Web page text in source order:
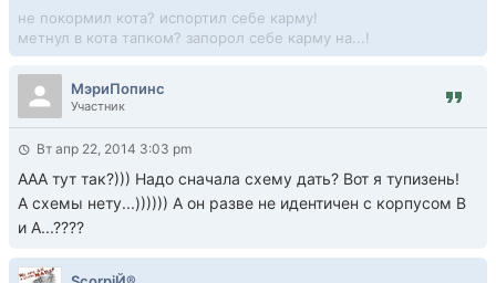
не покормил кота? испортил себе карму!
метнул в кота тапком? запорол себе карму на...!
МэриПопинс
Участник
Вт апр 22, 2014 3:03 pm
ААА тут так?))) Надо сначала схему дать? Вот я тупизень!
А схемы нету...)))))) А он разве не идентичен с корпусом В
и А...????